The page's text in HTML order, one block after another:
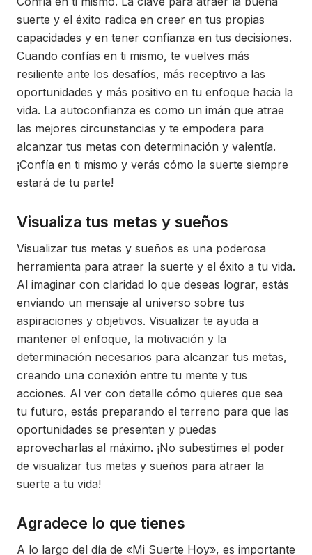
suerte y el éxito radica en creer en tus propias
capacidades y en tener confianza en tus decisiones.
Cuando confías en ti mismo, te vuelves más
resiliente ante los desafíos, más receptivo a las
oportunidades y más positivo en tu enfoque hacia la
vida. La autoconfianza es como un imán que atrae
las mejores circunstancias y te empodera para
alcanzar tus metas con determinación y valentía.
¡Confía en ti mismo y verás cómo la suerte siempre
estará de tu parte!
Visualiza tus metas y sueños
Visualizar tus metas y sueños es una poderosa
herramienta para atraer la suerte y el éxito a tu vida.
Al imaginar con claridad lo que deseas lograr, estás
enviando un mensaje al universo sobre tus
aspiraciones y objetivos. Visualizar te ayuda a
mantener el enfoque, la motivación y la
determinación necesarios para alcanzar tus metas,
creando una conexión entre tu mente y tus
acciones. Al ver con detalle cómo quieres que sea
tu futuro, estás preparando el terreno para que las
oportunidades se presenten y puedas
aprovecharlas al máximo. ¡No subestimes el poder
de visualizar tus metas y sueños para atraer la
suerte a tu vida!
Agradece lo que tienes
A lo largo del día de «Mi Suerte Hoy», es importante